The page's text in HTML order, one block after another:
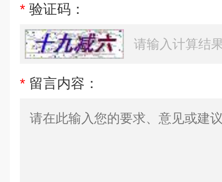
* 验证码：
* 留言内容：